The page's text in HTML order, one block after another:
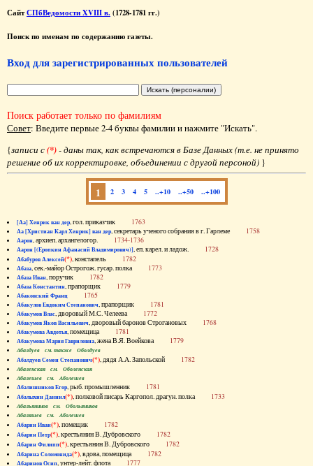
СайтСПбВедомости XVIII в. (1728-1781 гг.)
Поиск по именам по содержанию газеты.
Вход для зарегистрированных пользователей
Поиск работает только по фамилиям
Совет: Введите первые 2-4 буквы фамилии и нажмите "Искать".
{записи с(*)- даны так, как встречаются в Базе Данных (т.е. не принято
решение об их корректировке, объединении с другой персоной) }
1 2 3 4 5 ..+10 ..+50 ..+100
[Аа] Хенрик ван дер, гол. приказчик 1763
Аа [Христиан Карл Хенрик] ван дер, секретарь ученого собрания в г. Гарлеме 1758
Аарон, архиеп. архангелогор. 1734-1736
Аарон [(Еропкин Афанасий Владимирович)], еп. карел. и ладож. 1728
Абабуров Алексей(*), констапель 1782
Абаза, сек.-майор Острогож. гусар. полка 1773
Абаза Иван, поручик 1782
Абаза Константин, прапорщик 1779
Абаковский Франц 1765
Абакулов Евдоким Степанович, прапорщик 1781
Абакумов Влас, дворовый М.С. Челеева 1772
Абакумов Яков Васильевич, дворовый баронов Строгановых 1768
Абакумова Авдотья, помещица 1781
Абакумова Мария Гавриловна, жена В.Я. Воейкова 1779
Абалдуев см. также Оболдуев
Абалдуев Семен Степанович(*), дядя А.А. Запольской 1782
Абаленская см. Оболенская
Абалешев см. Аболешев
Абалишников Егор, рыб. промышленник 1781
Абалыхин Даниил(*), полковой писарь Каргопол. драгун. полка 1733
Абальянинов см. Обольянинов
Абаляшев см. Аболешев
Абарин Иван(*), помещик 1782
Абарин Петр(*), крестьянин В. Дубровского 1782
Абарин Филипп(*), крестьянин В. Дубровского 1782
Абарина Соломонида(*), вдова, помещица 1782
Абаринов Осип, унтер-лейт. флота 1777